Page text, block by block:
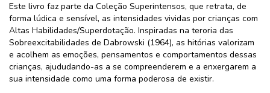
Este livro faz parte da Coleção Superintensos, que retrata, de
forma lúdica e sensível, as intensidades vividas por crianças com
Altas Habilidades/Superdotação. Inspiradas na teroria das
Sobreexcitabilidades de Dabrowski (1964), as hitórias valorizam
e acolhem as emoções, pensamentos e comportamentos dessas
crianças, ajududando-as a se compreenderem e a enxergarem a
sua intensidade como uma forma poderosa de existir.